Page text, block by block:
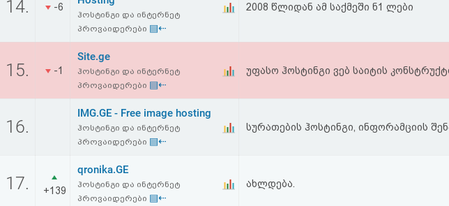
14. -6
ჰოსტინგი და ინტერნეტ
პროვაიდერები ▤⇠
2008 წლიდან ამ საქმეში ნ1 ლები
15. -1
Site.ge
ჰოსტინგი და ინტერნეტ
პროვაიდერები ▤⇠
უფასო ჰოსტინგი ვებ საიტის
16.
IMG.GE - Free image hosting
ჰოსტინგი და ინტერნეტ
პროვაიდერები ▤⇠
სურათების ჰოსტინგი, ინფორამციის
17. +139
qronika.GE
ჰოსტინგი და ინტერნეტ
პროვაიდერები ▤⇠
ახლდება.